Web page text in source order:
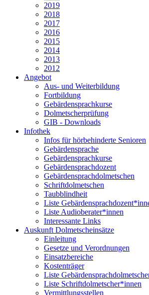
2019
2018
2017
2016
2015
2014
2013
2012
Angebot
Aus- und Weiterbildung
Fortbildung
Gebärdensprachkurse
Dolmetscherprüfung
GIB - Downloads
Infothek
Infos für hörbehinderte Senioren
Gebärdensprache
Gebärdensprachkurse
Gebärdensprachdozent
Gebärdensprachdolmetschen
Schriftdolmetschen
Taubblindheit
Liste
Liste Audioberater*innen
Interessante Links
Auskunft Dolmetscheinsätze
Einleitung
Gesetze und Verordnungen
Einsatzbereiche
Kostenträger
Liste
Liste Schriftdolmetscher*innen
Vermittlungsstellen